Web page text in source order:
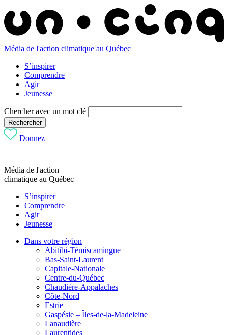
Média de l'action climatique au Québec
S’inspirer
Comprendre
Agir
Jeunesse
Chercher avec un mot clé
Rechercher
Donnez
Média de l'action
climatique au Québec
S’inspirer
Comprendre
Agir
Jeunesse
Dans votre région
Abitibi-Témiscamingue
Bas-Saint-Laurent
Capitale-Nationale
Centre-du-Québec
Chaudière-Appalaches
Côte-Nord
Estrie
Gaspésie – Îles-de-la-Madeleine
Lanaudière
Laurentides